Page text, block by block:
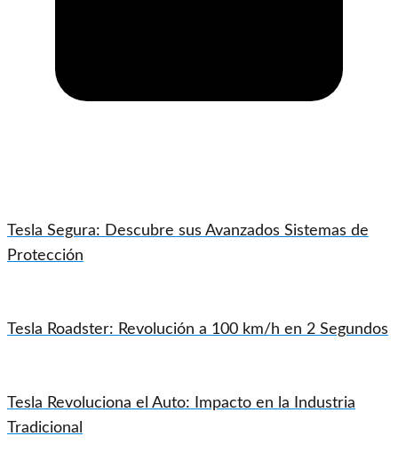
Tesla Segura: Descubre sus Avanzados Sistemas de
Protección
Tesla Roadster: Revolución a 100 km/h en 2 Segundos
Tesla Revoluciona el Auto: Impacto en la Industria
Tradicional